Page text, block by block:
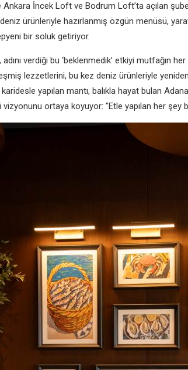
Ankara İncek Loft ve Bodrum Loft’ta açılan
ürünleriyle hazırlanmış özgün menüsü,
bir soluk getiriyor.
verdiği bu ‘beklenmedik’ etkiyi mutfağın
lezzetlerini, bu kez deniz ürünleriyle
yapılan mantı, balıkla hayat bulan
ortaya koyuyor: "Etle yapılan her şey